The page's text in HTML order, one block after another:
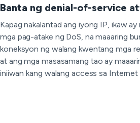
Banta ng denial-of-service
Kapag nakalantad ang iyong IP, ikaw
mga pag-atake ng DoS, na maaaring
koneksyon ng walang kwentang mga
at ang mga masasamang tao ay
iniiwan kang walang access sa Internet